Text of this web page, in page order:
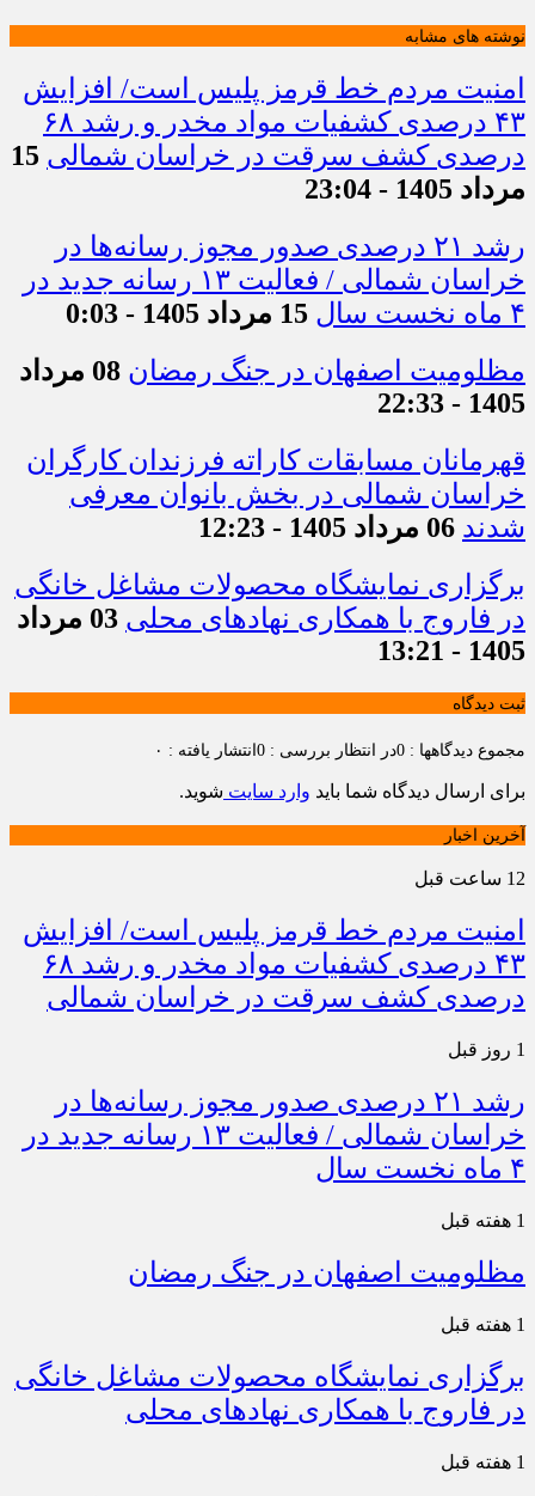
نوشته های مشابه
امنیت مردم خط قرمز پلیس است/ افزایش
۴۳ درصدی کشفیات مواد مخدر و رشد ۶۸
درصدی کشف سرقت در خراسان شمالی 15
مرداد 1405 - 23:04
رشد ۲۱ درصدی صدور مجوز رسانه‌ها در
خراسان شمالی / فعالیت ۱۳ رسانه جدید در
۴ ماه نخست سال
15 مرداد 1405 - 0:03
مظلومیت اصفهان در جنگ رمضان
08 مرداد
1405 - 22:33
قهرمانان مسابقات کاراته فرزندان کارگران
خراسان شمالی در بخش بانوان معرفی
شدند 06 مرداد 1405 - 12:23
برگزاری نمایشگاه محصولات مشاغل خانگی
در فاروج با همکاری نهادهای محلی
03 مرداد
1405 - 13:21
ثبت دیدگاه
مجموع دیدگاهها : 0 در انتظار بررسی : 0 انتشار یافته : ۰
برای ارسال دیدگاه شما باید وارد سایت شوید.
آخرین اخبار
12 ساعت قبل
امنیت مردم خط قرمز پلیس است/ افزایش
۴۳ درصدی کشفیات مواد مخدر و رشد ۶۸
درصدی کشف سرقت در خراسان شمالی
1 روز قبل
رشد ۲۱ درصدی صدور مجوز رسانه‌ها در
خراسان شمالی / فعالیت ۱۳ رسانه جدید در
۴ ماه نخست سال
1 هفته قبل
مظلومیت اصفهان در جنگ رمضان
1 هفته قبل
برگزاری نمایشگاه محصولات مشاغل خانگی
در فاروج با همکاری نهادهای محلی
1 هفته قبل